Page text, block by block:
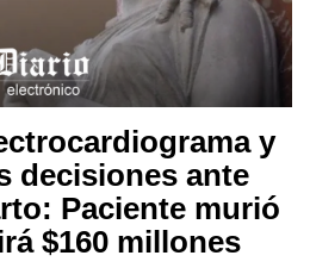
y
decisiones ante
Paciente murió
$160 millones